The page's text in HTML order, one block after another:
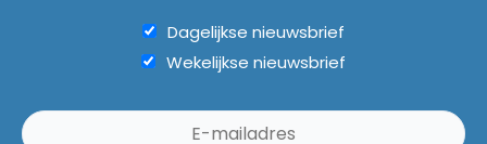
Dagelijkse nieuwsbrief
Wekelijkse nieuwsbrief